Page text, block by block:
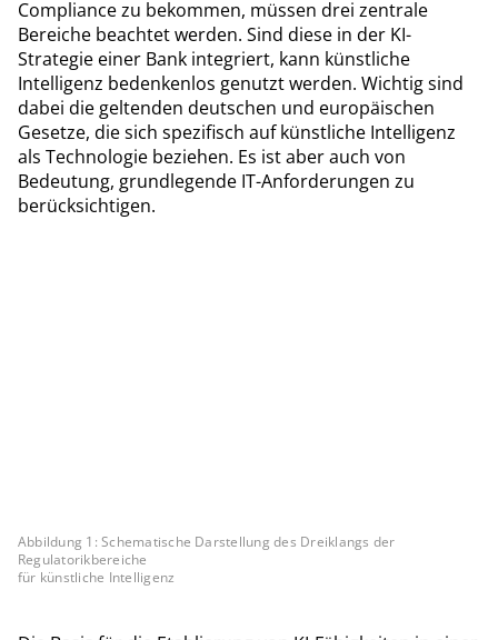
Compliance zu bekommen, müssen drei zentrale
Bereiche beachtet werden. Sind diese in der KI-
Strategie einer Bank integriert, kann künstliche
Intelligenz bedenkenlos genutzt werden. Wichtig sind
dabei die geltenden deutschen und europäischen
Gesetze, die sich spezifisch auf künstliche Intelligenz
als Technologie beziehen. Es ist aber auch von
Bedeutung, grundlegende IT-Anforderungen zu
berücksichtigen.
Abbildung 1: Schematische Darstellung des Dreiklangs der
Regulatorikbereiche
für künstliche Intelligenz